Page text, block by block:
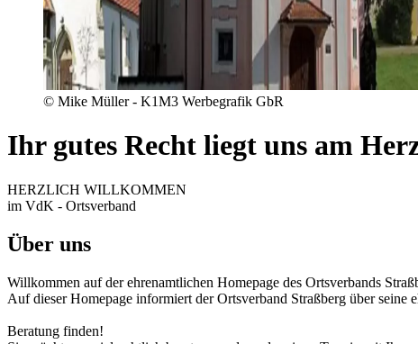
© Mike Müller - K1M3 Werbegrafik GbR
Ihr gutes Recht liegt uns am
HERZLICH WILLKOMMEN
im VdK - Ortsverband
Über uns
Willkommen auf der ehrenamtlichen Homepage des Ortsverbands
Auf dieser Homepage informiert der Ortsverband Straßberg über
Beratung finden!